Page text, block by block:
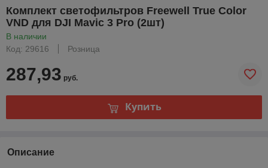
Комплект светофильтров Freewell True Color
VND для DJI Mavic 3 Pro (2шт)
В наличии
Код: 29616
Розница
287,93 руб.
Купить
Описание